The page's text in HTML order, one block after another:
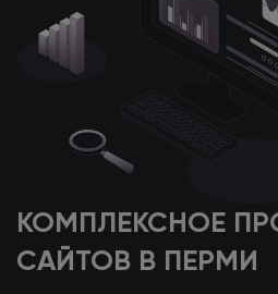
КОМПЛЕКСНОЕ
САЙТОВ В ПЕРМИ